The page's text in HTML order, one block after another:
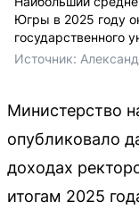
Югры в 2025 году
государственного
Источник:
Министерство
опубликовало
доходах
итогам 2025